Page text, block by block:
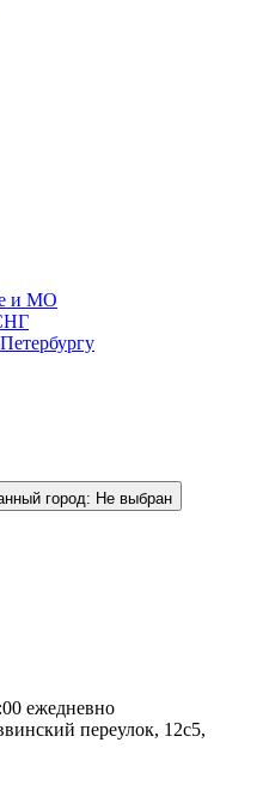
и МО
город: Не выбран
ежедневно
переулок, 12с5,